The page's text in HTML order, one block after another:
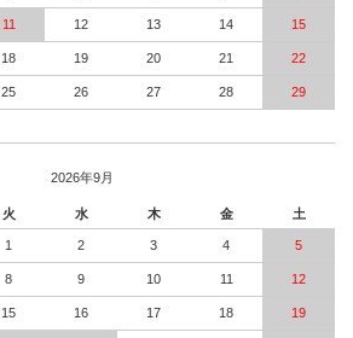
11 12 13 14 15
18 19 20 21 22
25 26 27 28 29
2026年9月
火 水 木 金 土
1 2 3 4 5
8 9 10 11 12
15 16 17 18 19